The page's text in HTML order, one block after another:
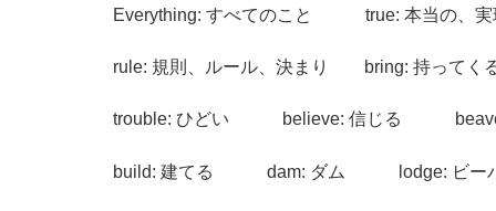
Everything: すべてのこと true: 本当の、
rule: 規則、ルール、決まり bring: 持っ
trouble: ひどい believe: 信じる
build: 建てる dam: ダム lodge: ビー